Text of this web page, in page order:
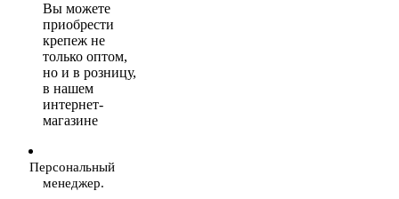
Вы можете
приобрести
крепеж не
только оптом,
но и в розницу,
в нашем
интернет-
магазине
Персональный
менеджер.